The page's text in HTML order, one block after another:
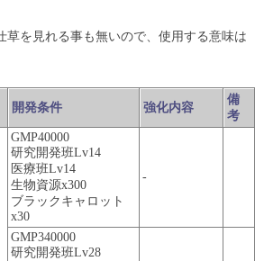
草を見れる事も無いので、使用する意味は
開発条件 強化内容
備
考
GMP40000
研究開発班Lv14
医療班Lv14
生物資源x300
ブラックキャロット
x30
-
GMP340000
研究開発班Lv28